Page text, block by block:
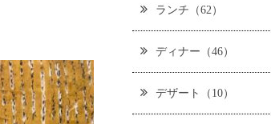
ランチ（62）
ディナー（46）
デザート（10）